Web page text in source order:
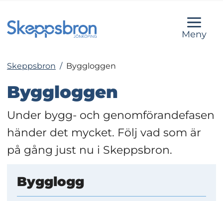
Meny
Skeppsbron / Byggloggen
Byggloggen
Under bygg- och genomförandefasen
händer det mycket. Följ vad som är
på gång just nu i Skeppsbron.
Bygglogg